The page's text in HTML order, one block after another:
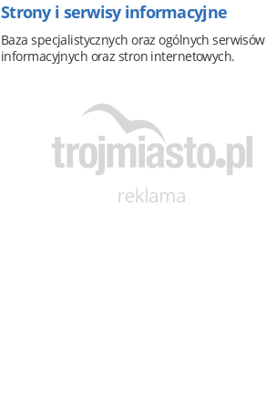
Strony i serwisy informacyjne
Baza specjalistycznych oraz ogólnych serwisów
informacyjnych oraz stron internetowych.